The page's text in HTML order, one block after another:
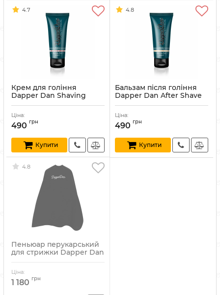
4.7
Крем для гоління
Dapper Dan Shaving
Артикул:
Ціна:
490 грн
Купити
4.8
Бальзам після гоління
Dapper Dan After Shave
Артикул:
Ціна:
490 грн
Купити
4.8
Пеньюар перукарський
для стрижки Dapper Dan
Артикул:
Ціна:
1 180 грн